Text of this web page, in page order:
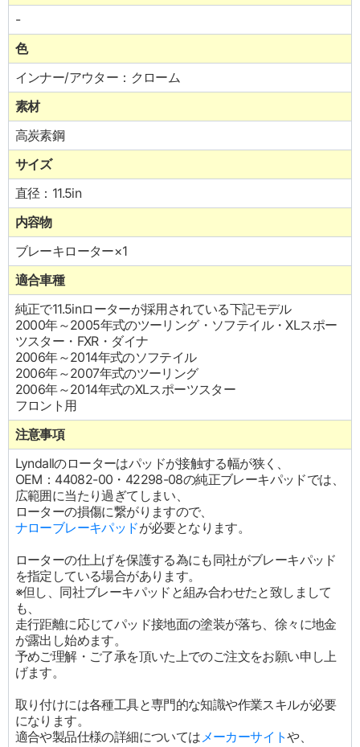
-
色
インナー/アウター：クローム
素材
高炭素鋼
サイズ
直径：11.5in
内容物
ブレーキローター×1
適合車種
純正で11.5inローターが採用されている下記モデル
2000年～2005年式のツーリング・ソフテイル・XLスポー
ツスター・FXR・ダイナ
2006年～2014年式のソフテイル
2006年～2007年式のツーリング
2006年～2014年式のXLスポーツスター
フロント用
注意事項
Lyndallのローターはパッドが接触する幅が狭く、
OEM：44082-00・42298-08の純正ブレーキパッドでは、
広範囲に当たり過ぎてしまい、
ローターの損傷に繋がりますので、
ナローブレーキパッドが必要となります。
ローターの仕上げを保護する為にも同社がブレーキパッド
を指定している場合があります。
※但し、同社ブレーキパッドと組み合わせたと致しまして
も、
走行距離に応じてパッド接地面の塗装が落ち、徐々に地金
が露出し始めます。
予めご理解・ご了承を頂いた上でのご注文をお願い申し上
げます。
取り付けには各種工具と専門的な知識や作業スキルが必要
になります。
適合や製品仕様の詳細についてはメーカーサイトや、